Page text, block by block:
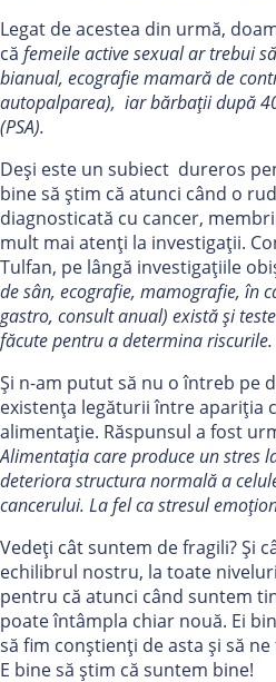
Legat de acestea din urmă,
că femeile active sexual ar trebui
bianual, ecografie mamară de
autopalparea), iar bărbații după
(PSA).
Deși este un subiect dureros
bine să știm că atunci când o
diagnosticată cu cancer,
mult mai atenți la investigații.
Tulfan, pe lângă investigațiile
de sân, ecografie, mamografie, în
gastro, consult anual) există și
făcute pentru a determina riscurile.
Și n-am putut să nu o întreb pe
existența legăturii între apariția
alimentație. Răspunsul a fost
Alimentația care produce un stres
deteriora structura normală a
cancerului. La fel ca stresul
Vedeți cât suntem de fragili? Și
echilibrul nostru, la toate
pentru că atunci când suntem
poate întâmpla chiar nouă. Ei
să fim conștienți de asta și să ne
E bine să știm că suntem bine!